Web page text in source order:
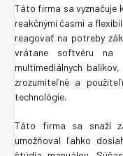
Táto firma sa vyznačuje
reakčnými časmi a
reagovať na potreby
vrátane softvéru na
multimediálnych
zrozumiteľné a
technológie.
Táto firma sa snaží
umožňoval ľahko